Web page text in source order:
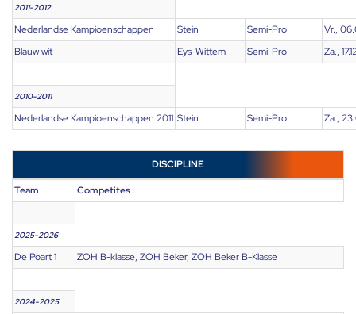
2011-2012
Nederlandse Kampioenschappen Stein Semi-Pro
Vr.,
Blauw wit
Eys-Wittem Semi-Pro Za.,
2010-2011
Nederlandse Kampioenschappen 2011 Stein Semi-Pro Za.,
DISCIPLINE
Team Competites
2025-2026
De Poart 1 ZOH B-klasse, ZOH Beker, ZOH Beker B-Klasse
2024-2025